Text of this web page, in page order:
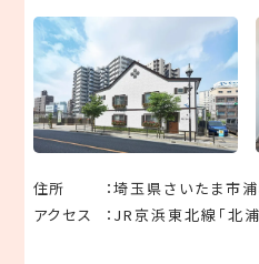
住所
埼玉県さいたま市
アクセス
JR京浜東北線「北